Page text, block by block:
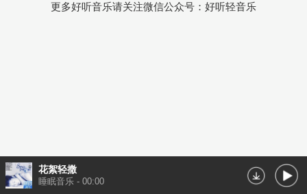
更多好听音乐请关注微信公众号：好听轻音乐
花絮轻撒
睡眠音乐 - 00:00